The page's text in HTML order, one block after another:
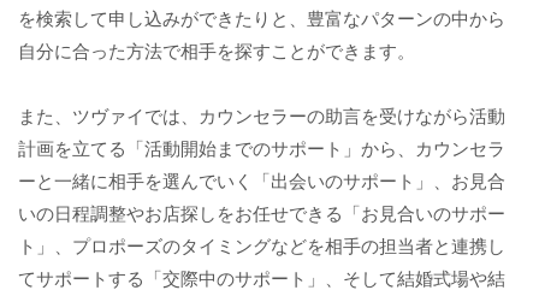
を検索して申し込みができたりと、豊富なパターンの中から
自分に合った方法で相手を探すことができます。
また、ツヴァイでは、カウンセラーの助言を受けながら活動
計画を立てる「活動開始までのサポート」から、カウンセラ
ーと一緒に相手を選んでいく「出会いのサポート」、お見合
いの日程調整やお店探しをお任せできる「お見合いのサポー
ト」、プロポーズのタイミングなどを相手の担当者と連携し
てサポートする「交際中のサポート」、そして結婚式場や結